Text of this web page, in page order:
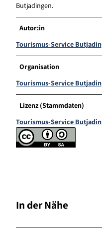
Butjadingen.
Autor:in
Tourismus-Service
Organisation
Tourismus-Service
Lizenz (Stammdaten)
Tourismus-Service
In der Nähe